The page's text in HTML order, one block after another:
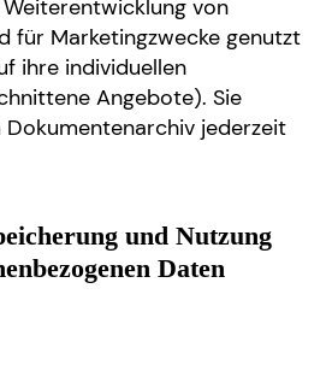
von
für Marketingzwecke genutzt
ihre individuellen
Angebote). Sie
Dokumentenarchiv jederzeit
und Nutzung
Daten